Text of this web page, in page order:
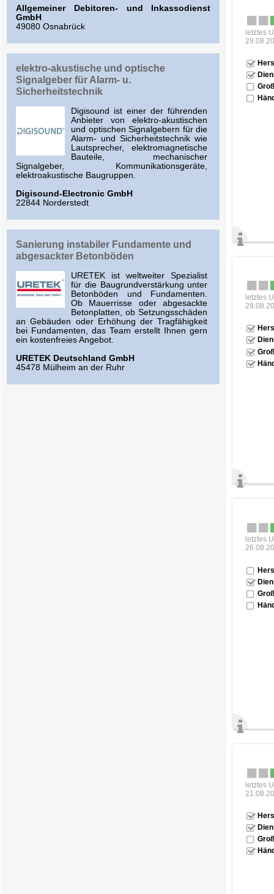
Allgemeiner Debitoren- und Inkassodienst
GmbH
49080 Osnabrück
elektro-akustische und optische
Signalgeber für Alarm- u.
Sicherheitstechnik
Digisound ist einer der führenden
Anbieter von elektro-akustischen
und optischen Signalgebern für die
Alarm- und Sicherheitstechnik wie
Lautsprecher, elektromagnetische
Bauteile, mechanischer
Signalgeber, Kommunikationsgeräte,
elektroakustische Baugruppen.
Digisound-Electronic GmbH
22844 Norderstedt
Sanierung instabiler Fundamente und
abgesackter Betonböden
URETEK ist weltweiter Spezialist
für die Baugrundverstärkung unter
Betonböden und Fundamenten.
Ob Mauerrisse oder abgesackte
Betonplatten, ob Setzungsschäden
an Gebäuden oder Erhöhung der Tragfähigkeit
bei Fundamenten, das Team erstellt Ihnen gern
ein kostenfreies Angebot.
URETEK Deutschland GmbH
45478 Mülheim an der Ruhr
letztes
letztes
letztes
letztes